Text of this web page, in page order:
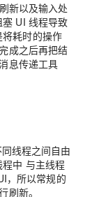
新以及输入处
UI 线程导致
耗时的操作
成之后再把结
息传递工具
线程之间自由
中 与主线程
，所以常规的
刷新。